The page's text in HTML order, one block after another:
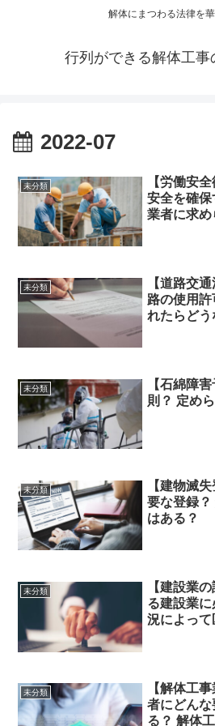
解体にまつわる法律を
行列ができる解体工事
2022-07
未分類
【労働安
安全を確
業者に求め
未分類
【道路交
路の使用
れたらどう
未分類
【石綿障
則？ 定め
未分類
【建物滅
要な登録
はある？
未分類
【建設業
る建設業
況によって
未分類
【解体工
者にどん
る？ 解体